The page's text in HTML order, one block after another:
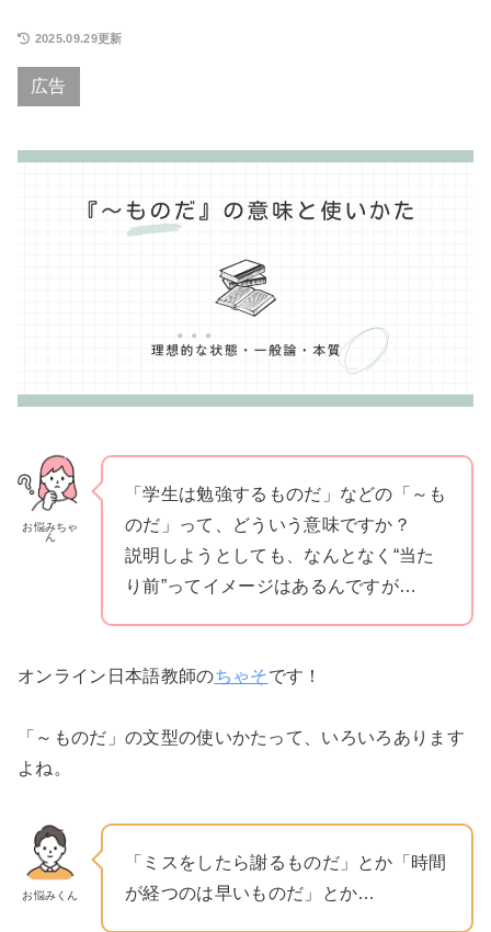
2025.09.29更新
広告
お悩みちゃ
ん
「学生は勉強するものだ」などの「～も
のだ」って、どういう意味ですか？
説明しようとしても、なんとなく“当た
り前”ってイメージはあるんですが…
オンライン日本語教師のちゃそです！
「～ものだ」の文型の使いかたって、いろいろあります
よね。
お悩みくん
「ミスをしたら謝るものだ」とか「時間
が経つのは早いものだ」とか…